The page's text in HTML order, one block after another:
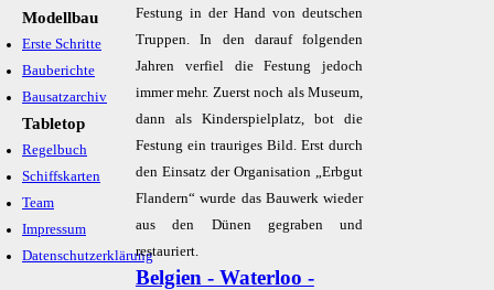
Modellbau
Erste Schritte
Bauberichte
Bausatzarchiv
Tabletop
Regelbuch
Schiffskarten
Team
Impressum
Datenschutzerklärung
Festung in der Hand von deutschen
Truppen. In den darauf folgenden
Jahren verfiel die Festung jedoch
immer mehr. Zuerst noch als Museum,
dann als Kinderspielplatz, bot die
Festung ein trauriges Bild. Erst durch
den Einsatz der Organisation „Erbgut
Flandern“ wurde das Bauwerk wieder
aus den Dünen gegraben und
restauriert.
Belgien - Waterloo -